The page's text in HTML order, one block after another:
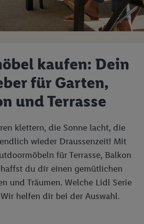
kaufen: Dein
für Garten,
und Terrasse
klettern, die Sonne lacht, die
wieder Draussenzeit! Mit
für Terrasse, Balkon
du dir einen gemütlichen
und Träumen. Welche Lidl Serie
helfen dir bei der Auswahl.